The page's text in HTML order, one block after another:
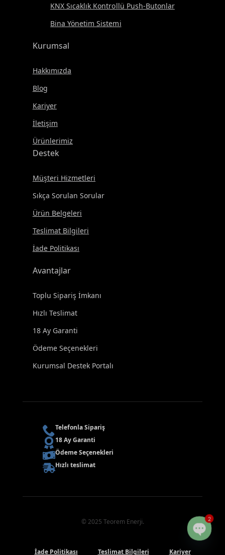
KNX Sıcaklık Kontrollü Push-Butonlar
Bina Yönetim Sistemi
Kurumsal
Hakkımızda
Blog
Kariyer
İletişim
Ürünlerimiz
Destek
Müşteri Hizmetleri
Sıkça Sorulan Sorular
Ürün Belgeleri
Teslimat Bilgileri
İade Politikası
Avantajlar
Toplu Sipariş İmkanı
Hızlı Teslimat
18 Ay Garanti
Ödeme Seçenekleri
Kurumsal Destek Portalı
Telefonla Sipariş
18 Ay Garanti
Ödeme Seçenekleri
Hızlı teslimat
© 2025 Teorem Enerji.
İade Politikası Teslimat Bilgileri Kariyer
Open
2